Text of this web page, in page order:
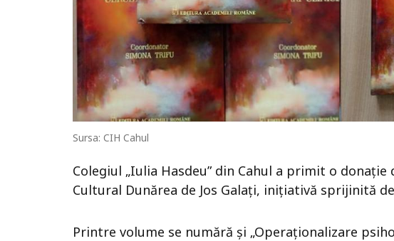
Sursa: CIH Cahul
Colegiul „Iulia Hasdeu” din Cahul a primit o
Cultural Dunărea de Jos Galați, inițiativă sprijinită
Printre volume se numără și „Operaționalizare